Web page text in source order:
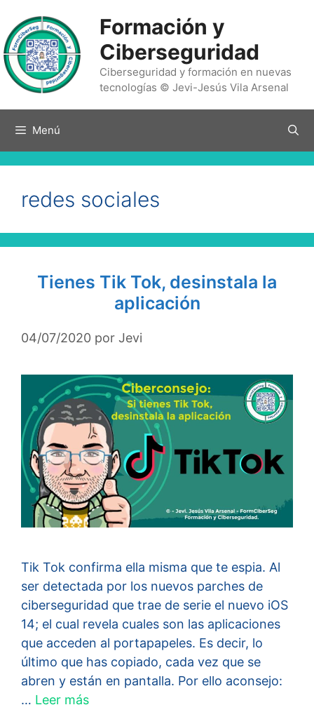
contenido
Formación y
Ciberseguridad
Ciberseguridad y formación en nuevas
tecnologías © Jevi-Jesús Vila Arsenal
Menú
redes sociales
Tienes Tik Tok, desinstala la
aplicación
04/07/2020 por Jevi
Tik Tok confirma ella misma que te espia. Al
ser detectada por los nuevos parches de
ciberseguridad que trae de serie el nuevo iOS
14; el cual revela cuales son las aplicaciones
que acceden al portapapeles. Es decir, lo
último que has copiado, cada vez que se
abren y están en pantalla. Por ello aconsejo:
… Leer más